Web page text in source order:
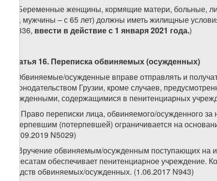
Беременные женщины, кормящие матери, больные,
лет, мужчины – с 65 лет) должны иметь жилищные
N6836, ввести в действие с 1 января 2021 года.)
Статья 16. Переписка обвиняемых (осужденных)
1. Обвиняемые/осужденные вправе отправлять и
законодательством Грузии, кроме случаев,
осужденными, содержащимися в пенитенциарных
. Право переписки лица, обвиняемого/осужденного
потерпевшим (потерпевшей) ограничивается на
(20.09.2019 N5029)
2. Вручение обвиняемым/осужденным поступающих на
адресатам обеспечивает пенитенциарное учреждение.
средств обвиняемых/осужденных. (1.06.2017 N943)